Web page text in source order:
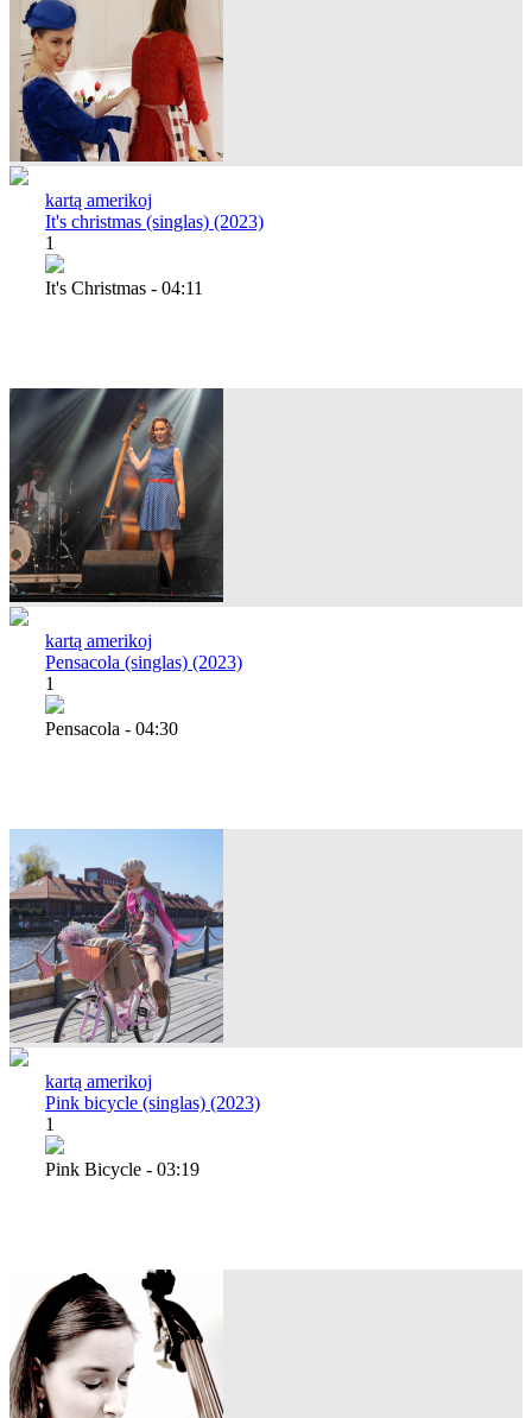
kartą amerikoj
It's christmas (singlas) (2023)
1
It's Christmas - 04:11
kartą amerikoj
Pensacola (singlas) (2023)
1
Pensacola - 04:30
kartą amerikoj
Pink bicycle (singlas) (2023)
1
Pink Bicycle - 03:19